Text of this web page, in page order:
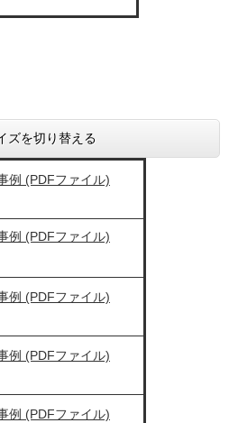
ズを切り替える
例 (PDFファイル)
例 (PDFファイル)
例 (PDFファイル)
例 (PDFファイル)
例 (PDFファイル)